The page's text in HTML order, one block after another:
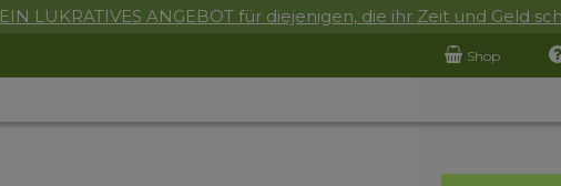
EIN LUKRATIVES ANGEBOT für diejenigen, die ihr Zeit und Geld
Shop